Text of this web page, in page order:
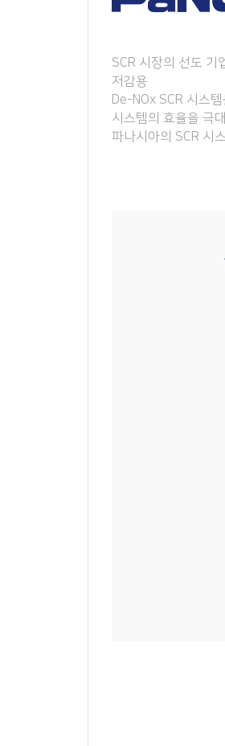
SCR 시장의 선도 기
저감용
De-NOx SCR 시스
시스템의 효율을 극
파나시아의 SCR 시